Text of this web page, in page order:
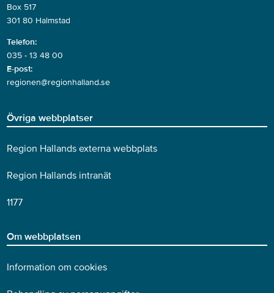
Box 517
301 80 Halmstad
Telefon:
035 - 13 48 00
E-post:
regionen@regionhalland.se
Övriga webbplatser
Region Hallands externa webbplats
Region Hallands intranät
1177
Om webbplatsen
Information om cookies